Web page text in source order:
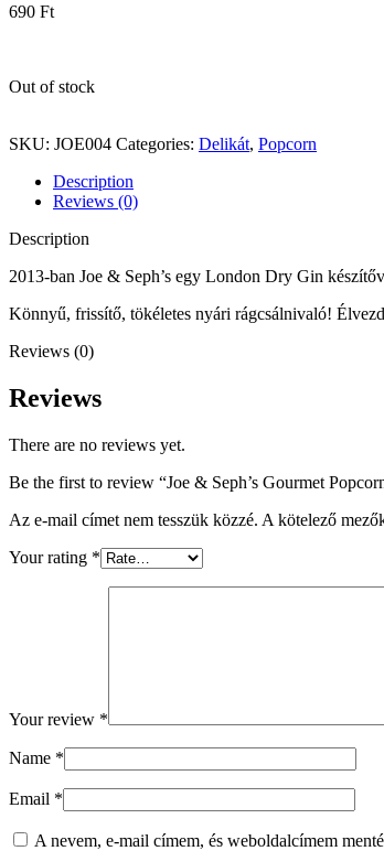
690 Ft
Out of stock
SKU: JOE004 Categories: Delikát, Popcorn
Description
Reviews (0)
Description
2013-ban Joe & Seph’s egy London Dry Gin
Könnyű, frissítő, tökéletes nyári rágcsálnivaló!
Reviews (0)
Reviews
There are no reviews yet.
Be the first to review “Joe & Seph’s Gourmet
Az e-mail címet nem tesszük közzé. A kötelező
Your rating *
Your review *
Name *
Email *
A nevem, e-mail címem, és weboldalcímem